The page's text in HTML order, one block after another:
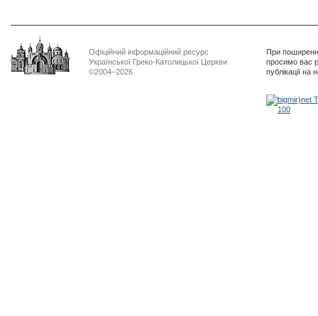
Офіційний інформаційний ресурс
Української Греко-Католицької Церкви
©2004–2026
При
просимо вас
публікації на